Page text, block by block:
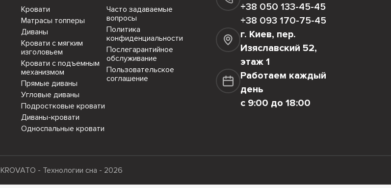
Кровати
Матрасы топперы
Диваны
Кровати с мягким
изголовьем
Кровати с подъемным
механизмом
Прямые диваны
Угловые диваны
Подростковые кровати
Диваны-кровати
Односпальные кровати
Часто задаваемые
вопросы
Политика
конфиденциальности
Послегарантийное
обслуживание
Пользовательское
соглашение
+38 050 133-45-45
+38 093 170-75-45
г. Киев, пер.
Изяславский 52,
этаж 1
Работаем каждый
день
с 9:00 до 18:00
KROVATO - Технологии сна - 2026